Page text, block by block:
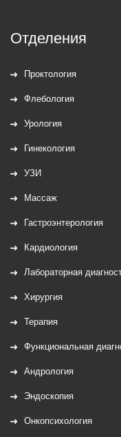
Отделения
Проктология
Флебология
Урология
Гинекология
УЗИ
Массаж
Гастроэнтерология
Кардиология
Лабораторная
Хирургия
Терапия
Функциональная
Андрология
Эндоскопия
Онкопсихология